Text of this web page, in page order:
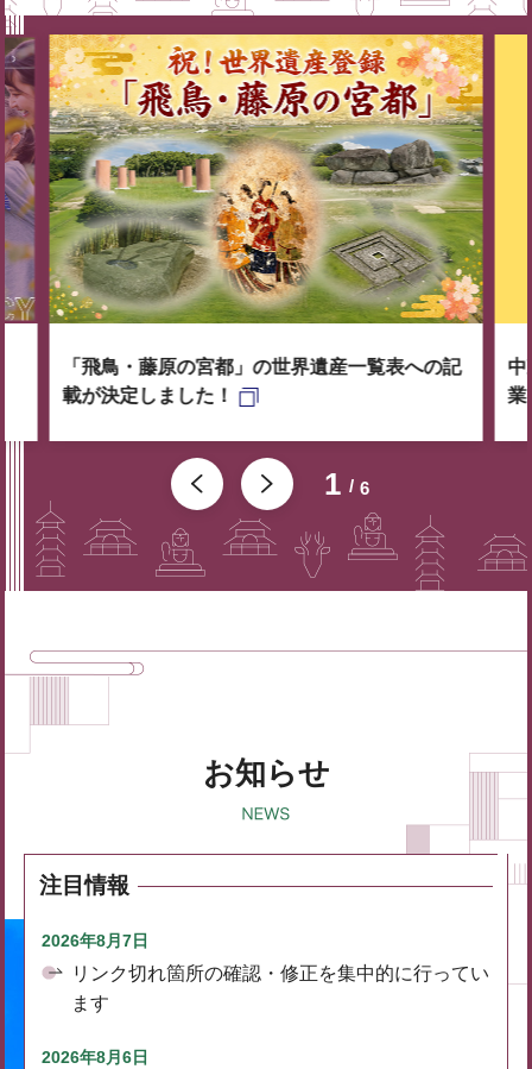
1 6
「飛鳥・藤原の宮都」の世界遺産一覧表への記
載が決定しました！
中
業
お知らせ
注目情報
2026年8月7日
リンク切れ箇所の確認・修正を集中的に行ってい
ます
2026年8月6日